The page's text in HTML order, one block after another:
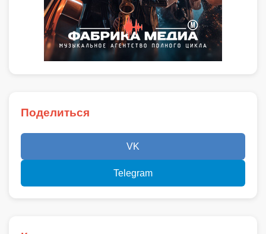
Поделиться
VK
Telegram